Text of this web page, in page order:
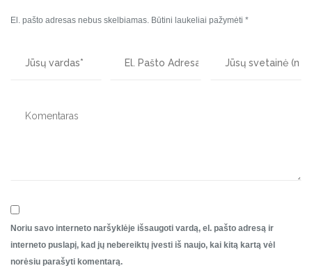
El. pašto adresas nebus skelbiamas. Būtini laukeliai pažymėti *
Noriu savo interneto naršyklėje išsaugoti vardą, el. pašto adresą ir
interneto puslapį, kad jų nebereiktų įvesti iš naujo, kai kitą kartą vėl
norėsiu parašyti komentarą.